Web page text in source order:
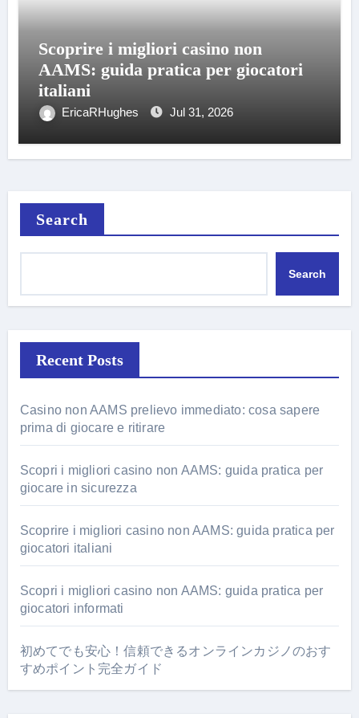
Scoprire i migliori casino non
AAMS: guida pratica per giocatori
italiani
EricaRHughes Jul 31, 2026
Search
Search
Recent Posts
Casino non AAMS prelievo immediato: cosa sapere
prima di giocare e ritirare
Scopri i migliori casino non AAMS: guida pratica per
giocare in sicurezza
Scoprire i migliori casino non AAMS: guida pratica per
giocatori italiani
Scopri i migliori casino non AAMS: guida pratica per
giocatori informati
初めてでも安心！信頼できるオンラインカジノのおす
すめポイント完全ガイド